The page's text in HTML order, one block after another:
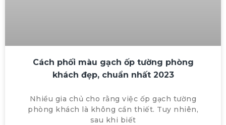
Cách phối màu gạch ốp tường phòng
khách đẹp, chuẩn nhất 2023
Nhiều gia chủ cho rằng việc ốp gạch tường
phòng khách là không cần thiết. Tuy nhiên,
sau khi biết